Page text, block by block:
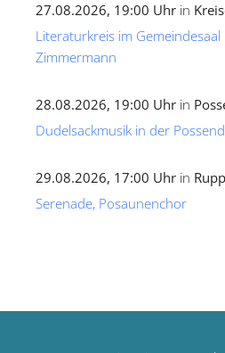
27.08.2026, 19:00 Uhr in
Literaturkreis im Gemeindesaal
Zimmermann
28.08.2026, 19:00 Uhr in
Dudelsackmusik in der
29.08.2026, 17:00 Uhr in
Serenade, Posaunenchor